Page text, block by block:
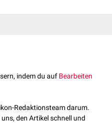
mit seiner
Sakralwirbel .
indem du auf Bearbeiten
Redaktionsteam darum.
den Artikel schnell und